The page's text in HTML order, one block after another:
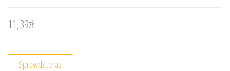
11,39zł
Sprawdź teraz!